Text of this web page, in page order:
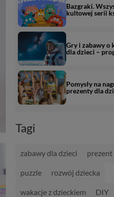
Bazgraki.
kultowej serii
Kapitana Nauki
Gry i zabawy o
dla dzieci –
dla
starszaka (+
karty pracy o
Pomysły na
prezenty dla
koniec roku
Tagi
zabawy dla dzieci prezent
puzzle rozwój dziecka
wakacje z dzieckiem DIY